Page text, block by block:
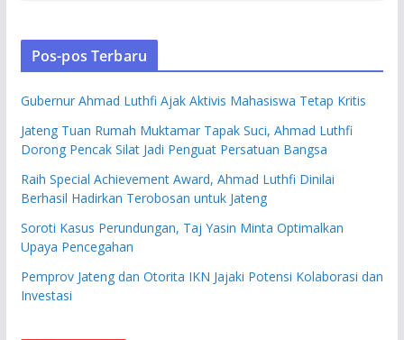
Pos-pos Terbaru
Gubernur Ahmad Luthfi Ajak Aktivis Mahasiswa Tetap Kritis
Jateng Tuan Rumah Muktamar Tapak Suci, Ahmad Luthfi
Dorong Pencak Silat Jadi Penguat Persatuan Bangsa
Raih Special Achievement Award, Ahmad Luthfi Dinilai
Berhasil Hadirkan Terobosan untuk Jateng
Soroti Kasus Perundungan, Taj Yasin Minta Optimalkan
Upaya Pencegahan
Pemprov Jateng dan Otorita IKN Jajaki Potensi Kolaborasi dan
Investasi